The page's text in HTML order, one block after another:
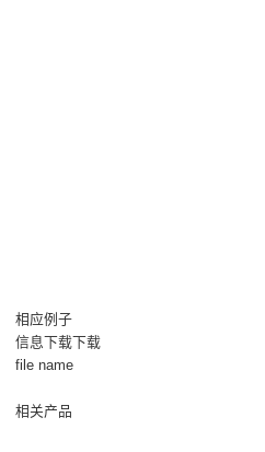
相应例子
信息下载下载
file name
相关产品